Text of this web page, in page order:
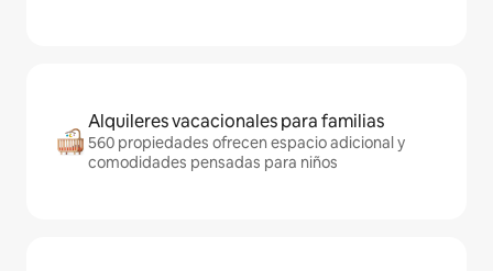
Alquileres vacacionales para familias
560 propiedades ofrecen espacio adicional y
comodidades pensadas para niños